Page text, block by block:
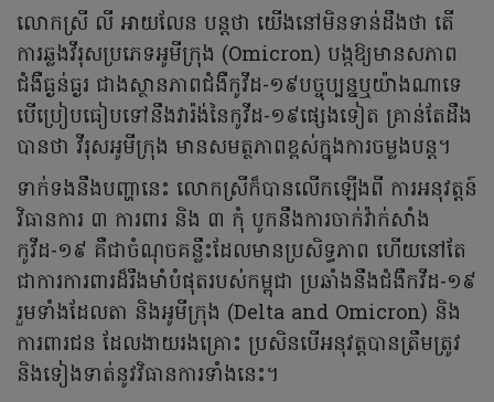
លោកស្រី លី អាយលែន បន្តថា យើងនៅមិនទាន់ដឹងថា តើ
ការឆ្លងវីរុសប្រភេទអូមីក្រុង (Omicron) បង្កឱ្យមានសភាព
ជំងឺធ្ងន់ធ្ងរ ជាងស្ថានភាពជំងឺកូវីដ-១៩បច្ចុប្បន្នឬយ៉ាងណាទេ
បើប្រៀបធៀបទៅនឹងវារ៉ង់នៃកូវីដ-១៩ផ្សេងទៀត គ្រាន់តែដឹង
បានថា វីរុសអូមីក្រុង មានសមត្ថភាពខ្ពស់ក្នុងការចម្លងបន្ត។
ទាក់ទងនឹងបញ្ហានេះ លោកស្រីក៏បានលើកឡើងពី ការអនុវត្តន៍
វិធានការ ៣ ការពារ និង ៣ កុំ បូកនឹងការចាក់វ៉ាក់សាំង
កូវីដ-១៩ គឺជាចំណុចគន្លឹះដែលមានប្រសិទ្ធភាព ហើយនៅតែ
ជាការការពារដ៏រឹងមាំបំផុតរបស់កម្ពុជា ប្រឆាំងនឹងជំងឺកវីដ-១៩
រួមទាំងដែលតា និងអូមីក្រុង (Delta and Omicron) និង
ការពារជន ដែលងាយរងគ្រោះ ប្រសិនបើអនុវត្តបានត្រឹមត្រូវ
និងទៀងទាត់នូវវិធានការទាំងនេះ។